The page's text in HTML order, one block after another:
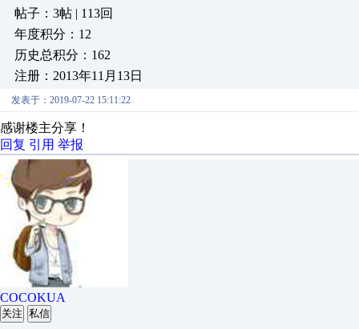
帖子：3帖 | 113回
年度积分：12
历史总积分：162
注册：2013年11月13日
发表于：2019-07-22 15:11:22
感谢楼主分享！
回复 引用 举报
COCOKUA
关注 私信